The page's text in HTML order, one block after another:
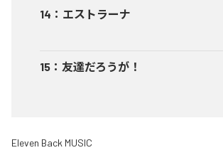
14 ： エストラーナ
15 ： 友達だろうが！
Eleven Back MUSIC